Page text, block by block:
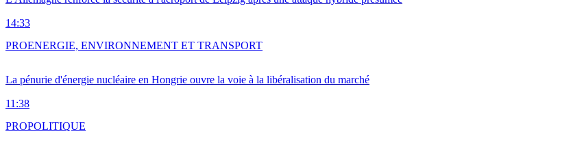
14:33
La pénurie d'énergie nucléaire en Hongrie ouvre la voie à la libéralisation du marché
11:38
PROENERGIE, ENVIRONNEMENT ET TRANSPORT
PROPOLITIQUE